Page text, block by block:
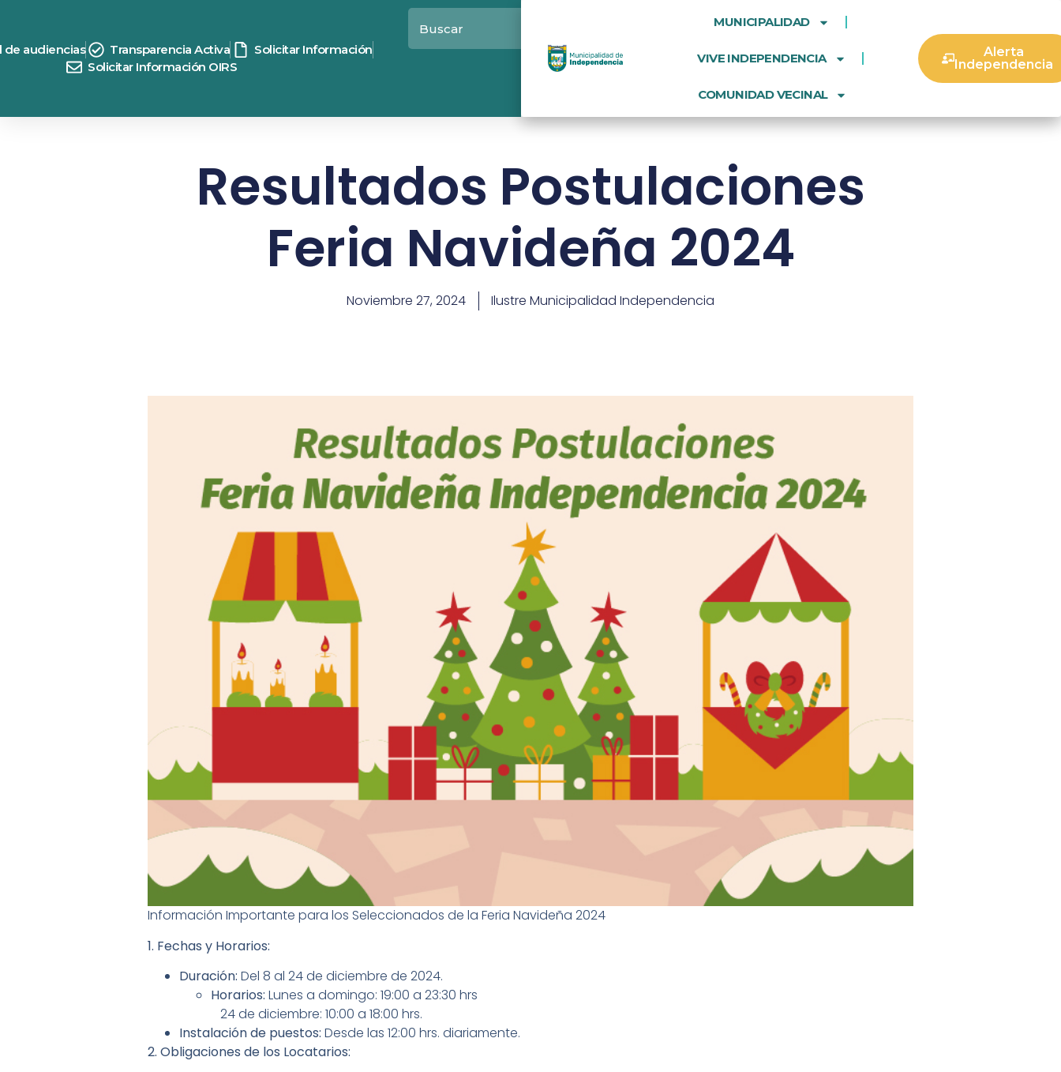
de audiencias Transparencia Activa
Solicitar Información
Solicitar Información OIRS
MUNICIPALIDAD
VIVE INDEPENDENCIA
COMUNIDAD VECINAL
Alerta
Independencia
Resultados Postulaciones
Feria Navideña 2024
Noviembre 27, 2024 Ilustre Municipalidad Independencia
Información Importante para los Seleccionados de la Feria Navideña 2024
1. Fechas y Horarios:
Duración: Del 8 al 24 de diciembre de 2024.
Horarios: Lunes a domingo: 19:00 a 23:30 hrs
24 de diciembre: 10:00 a 18:00 hrs.
Instalación de puestos: Desde las 12:00 hrs. diariamente.
2. Obligaciones de los Locatarios: